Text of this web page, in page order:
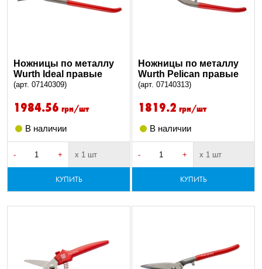
Ножницы по металлу
Wurth Ideal правые
(арт. 07140309)
1984.56 грн/шт
В наличии
- + х 1 шт
КУПИТЬ
Ножницы по металлу
Wurth Pelican правые
(арт. 07140313)
1819.2 грн/шт
В наличии
- + х 1 шт
КУПИТЬ